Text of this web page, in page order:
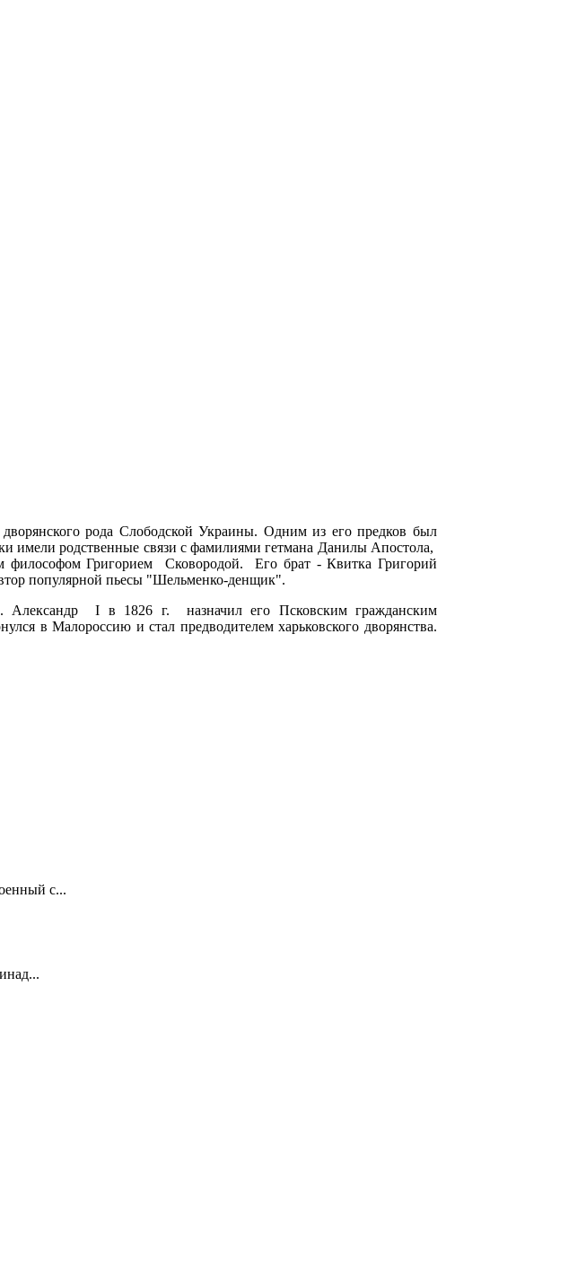
рода Слободской Украины. Одним из его предков был
имели родственные связи с фамилиями гетмана Данилы Апостола,
Григорием Сковородой. Его брат - Квитка Григорий
популярной пьесы "Шельменко-денщик".
Александр I в 1826 г. назначил его Псковским гражданским
в Малороссию и стал предводителем харьковского дворянства.
с...